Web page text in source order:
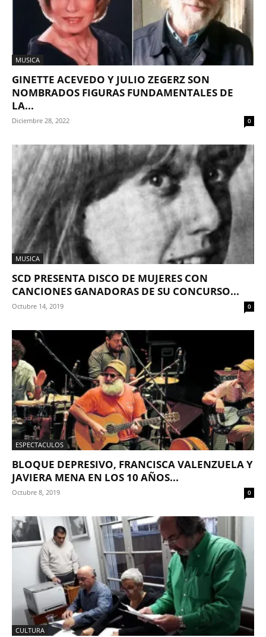
MUSICA
GINETTE ACEVEDO Y JULIO ZEGERZ SON
NOMBRADOS FIGURAS FUNDAMENTALES DE
LA...
Diciembre 28, 2022 0
MUSICA
SCD PRESENTA DISCO DE MUJERES CON
CANCIONES GANADORAS DE SU CONCURSO...
Octubre 14, 2019 0
ESPECTACULOS
BLOQUE DEPRESIVO, FRANCISCA VALENZUELA Y
JAVIERA MENA EN LOS 10 AÑOS...
Octubre 8, 2019 0
CULTURA